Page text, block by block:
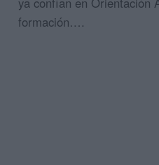
formación….